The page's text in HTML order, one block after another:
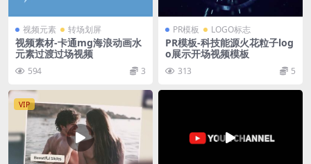
视频元素 转场划屏
视频素材-卡通mg海浪动画水
元素过渡过场视频
594 3
PR模板 LOGO标志
PR模板-科技能源火花粒子log
o展示开场视频模板
313 5
VIP